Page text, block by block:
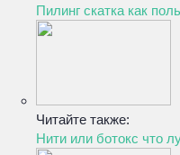
Пилинг скатка как
Читайте также:
Нити или ботокс что